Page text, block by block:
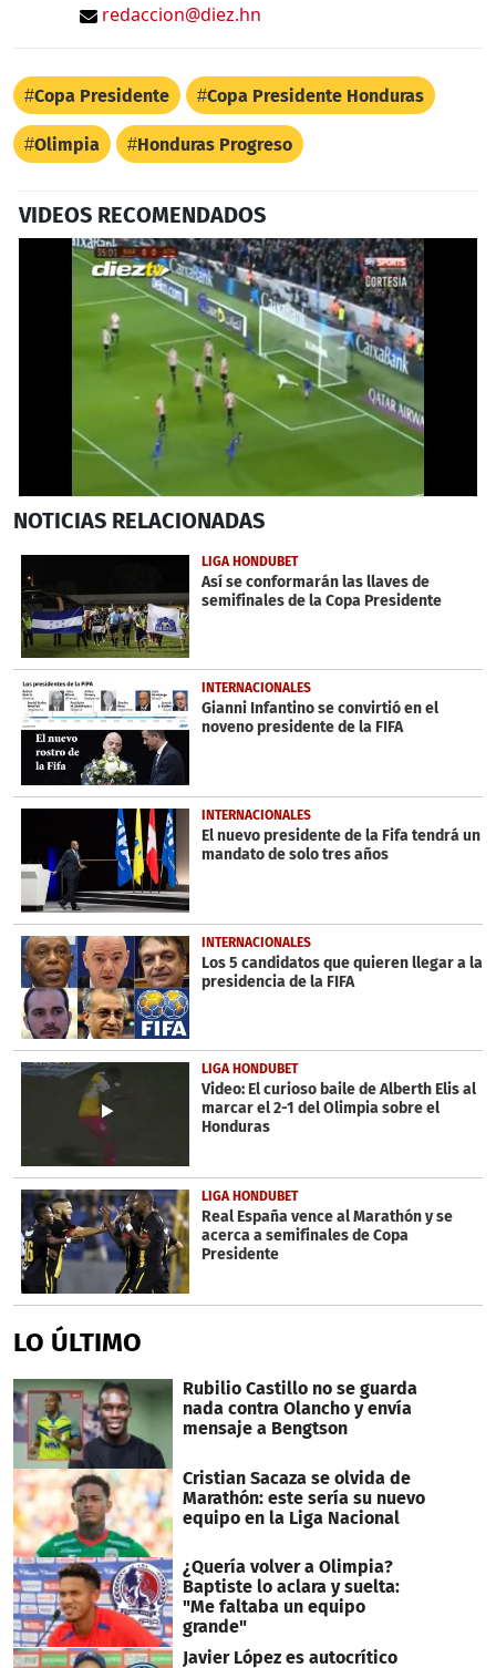
redaccion@diez.hn
Copa Presidente Copa Presidente Honduras
Olimpia Honduras Progreso
VIDEOS RECOMENDADOS
seconds
1
minute,
26
seconds
NOTICIAS RELACIONADAS
LIGA HONDUBET
Así se conformarán las llaves de
semifinales de la Copa Presidente
INTERNACIONALES
Gianni Infantino se convirtió en el
noveno presidente de la FIFA
INTERNACIONALES
El nuevo presidente de la Fifa tendrá un
mandato de solo tres años
INTERNACIONALES
Los 5 candidatos que quieren llegar a la
presidencia de la FIFA
LIGA HONDUBET
Video: El curioso baile de Alberth Elis al
marcar el 2-1 del Olimpia sobre el
Honduras
LIGA HONDUBET
Real España vence al Marathón y se
acerca a semifinales de Copa
Presidente
LO ÚLTIMO
Rubilio Castillo no se guarda
nada contra Olancho y envía
mensaje a Bengtson
Cristian Sacaza se olvida de
Marathón: este sería su nuevo
equipo en la Liga Nacional
¿Quería volver a Olimpia?
Baptiste lo aclara y suelta:
"Me faltaba un equipo
grande"
Javier López es autocrítico